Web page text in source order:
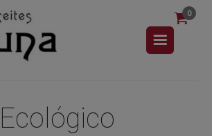
0
Ecológico